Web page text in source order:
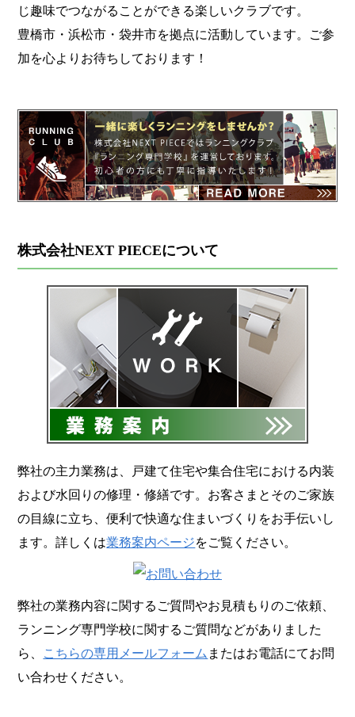
じ趣味でつながることができる楽しいクラブです。
豊橋市・浜松市・袋井市を拠点に活動しています。ご参
加を心よりお待ちしております！
株式会社NEXT PIECEについて
弊社の主力業務は、戸建て住宅や集合住宅における内装
および水回りの修理・修繕です。お客さまとそのご家族
の目線に立ち、便利で快適な住まいづくりをお手伝いし
ます。詳しくは業務案内ページをご覧ください。
弊社の業務内容に関するご質問やお見積もりのご依頼、
ランニング専門学校に関するご質問などがありました
ら、 こちらの専用メールフォームまたはお電話にてお問
い合わせください。